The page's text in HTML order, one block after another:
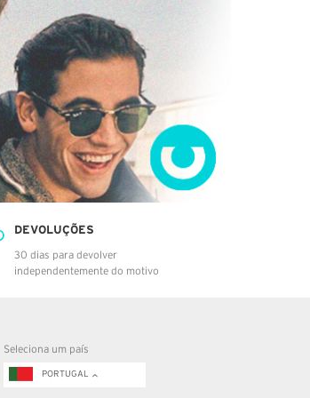
DEVOLUÇÕES
30 dias para devolver
independentemente do motivo
Seleciona um país
PORTUGAL